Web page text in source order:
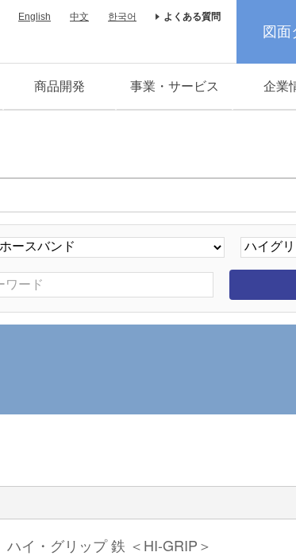
English 中文 한국어 よくある質問
図面
商品開発 事業・サービス 企業
ハイ・グリップ 鉄 ＜HI-GRIP＞